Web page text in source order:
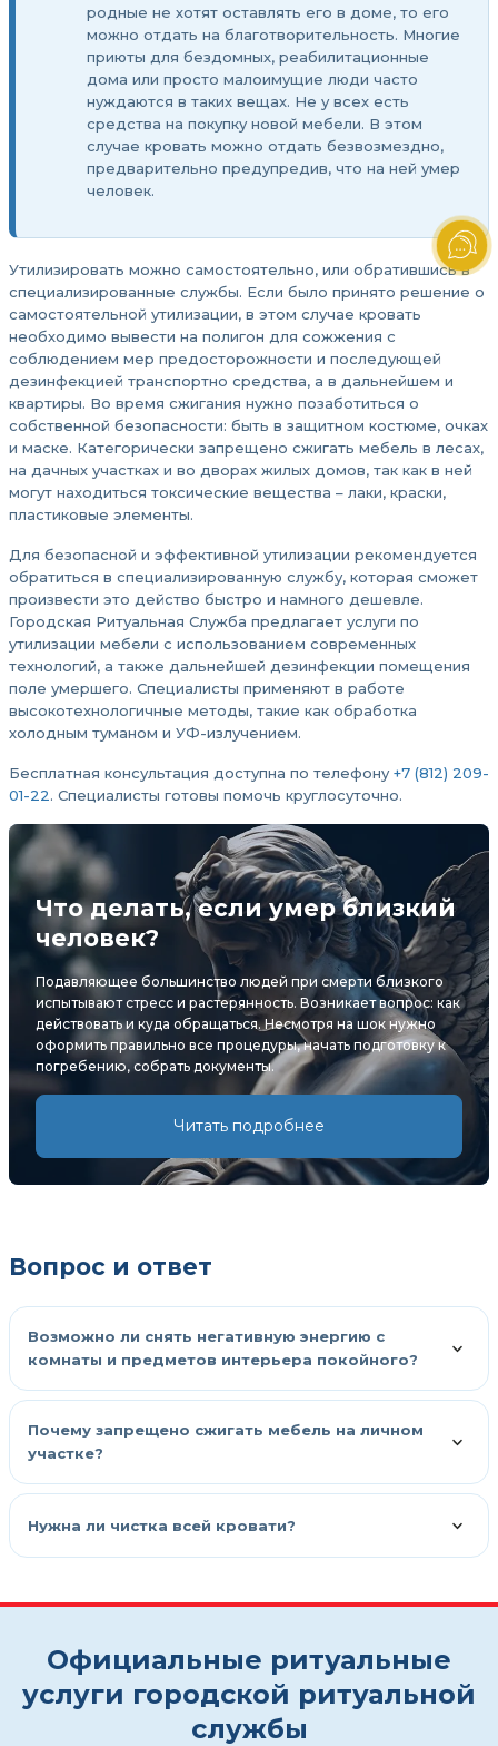
родные не хотят оставлять его в доме, то его
можно отдать на благотворительность. Многие
приюты для бездомных, реабилитационные
дома или просто малоимущие люди часто
нуждаются в таких вещах. Не у всех есть
средства на покупку новой мебели. В этом
случае кровать можно отдать безвозмездно,
предварительно предупредив, что на ней умер
человек.
Утилизировать можно самостоятельно, или обратившись в
специализированные службы. Если было принято решение о
самостоятельной утилизации, в этом случае кровать
необходимо вывести на полигон для сожжения с
соблюдением мер предосторожности и последующей
дезинфекцией транспортно средства, а в дальнейшем и
квартиры. Во время сжигания нужно позаботиться о
собственной безопасности: быть в защитном костюме, очках
и маске. Категорически запрещено сжигать мебель в лесах,
на дачных участках и во дворах жилых домов, так как в ней
могут находиться токсические вещества – лаки, краски,
пластиковые элементы.
Для безопасной и эффективной утилизации рекомендуется
обратиться в специализированную службу, которая сможет
произвести это действо быстро и намного дешевле.
Городская Ритуальная Служба предлагает услуги по
утилизации мебели с использованием современных
технологий, а также дальнейшей дезинфекции помещения
поле умершего. Специалисты применяют в работе
высокотехнологичные методы, такие как обработка
холодным туманом и УФ-излучением.
Бесплатная консультация доступна по телефону+7 (812) 209-
01-22. Специалисты готовы помочь круглосуточно.
Что делать, если умер близкий
человек?
Подавляющее большинство людей при смерти близкого
испытывают стресс и растерянность. Возникает вопрос: как
действовать и куда обращаться. Несмотря на шок нужно
оформить правильно все процедуры, начать подготовку к
погребению, собрать документы.
Читать подробнее
Вопрос и ответ
Возможно ли снять негативную энергию с
комнаты и предметов интерьера покойного?
Почему запрещено сжигать мебель на личном
участке?
Нужна ли чистка всей кровати?
Официальные ритуальные
услуги городской ритуальной
службы